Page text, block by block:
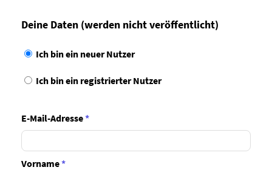
Deine Daten (werden nicht veröffentlicht)
Ich bin ein neuer Nutzer
Ich bin ein registrierter Nutzer
E-Mail-Adresse*
Vorname*